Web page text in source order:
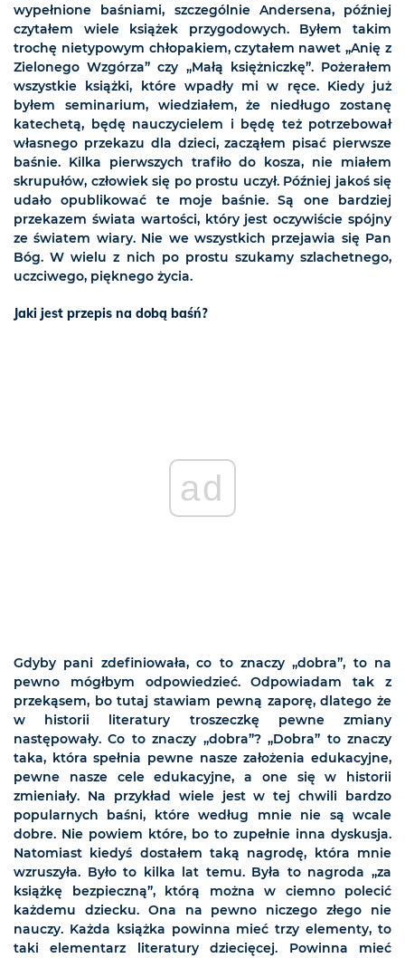
wypełnione baśniami, szczególnie Andersena, później
czytałem wiele książek przygodowych. Byłem takim
trochę nietypowym chłopakiem, czytałem nawet „Anię z
Zielonego Wzgórza” czy „Małą księżniczkę”. Pożerałem
wszystkie książki, które wpadły mi w ręce. Kiedy już
byłem seminarium, wiedziałem, że niedługo zostanę
katechetą, będę nauczycielem i będę też potrzebował
własnego przekazu dla dzieci, zacząłem pisać pierwsze
baśnie. Kilka pierwszych trafiło do kosza, nie miałem
skrupułów, człowiek się po prostu uczył. Później jakoś się
udało opublikować te moje baśnie. Są one bardziej
przekazem świata wartości, który jest oczywiście spójny
ze światem wiary. Nie we wszystkich przejawia się Pan
Bóg. W wielu z nich po prostu szukamy szlachetnego,
uczciwego, pięknego życia.
Jaki jest przepis na dobą baśń?
ad
Gdyby pani zdefiniowała, co to znaczy „dobra”, to na
pewno mógłbym odpowiedzieć. Odpowiadam tak z
przekąsem, bo tutaj stawiam pewną zaporę, dlatego że
w historii literatury troszeczkę pewne zmiany
następowały. Co to znaczy „dobra”? „Dobra” to znaczy
taka, która spełnia pewne nasze założenia edukacyjne,
pewne nasze cele edukacyjne, a one się w historii
zmieniały. Na przykład wiele jest w tej chwili bardzo
popularnych baśni, które według mnie nie są wcale
dobre. Nie powiem które, bo to zupełnie inna dyskusja.
Natomiast kiedyś dostałem taką nagrodę, która mnie
wzruszyła. Było to kilka lat temu. Była to nagroda „za
książkę bezpieczną”, którą można w ciemno polecić
każdemu dziecku. Ona na pewno niczego złego nie
nauczy. Każda książka powinna mieć trzy elementy, to
taki elementarz literatury dziecięcej. Powinna mieć